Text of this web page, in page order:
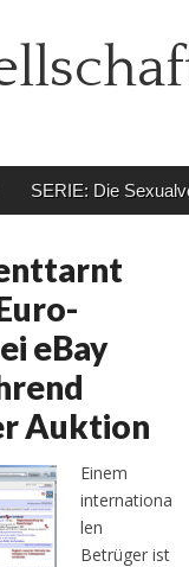
SERIE: Die
eBay
Auktion
Einem
internationa
len
Betrüger ist